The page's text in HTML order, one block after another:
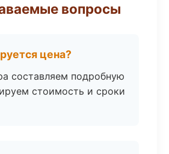
вопросы
цена?
составляем подробную
стоимость и сроки